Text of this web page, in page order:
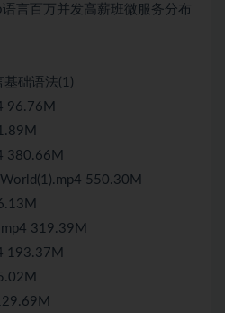
言百万并发高薪班微服务分布
础语法(1)
96.76M
380.66M
550.30M
319.39M
193.37M